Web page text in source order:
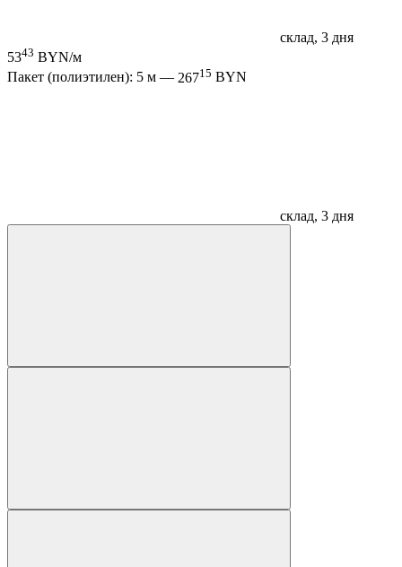
склад, 3 дня
5343 BYN/м
Пакет (полиэтилен): 5 м — 26715 BYN
склад, 3 дня